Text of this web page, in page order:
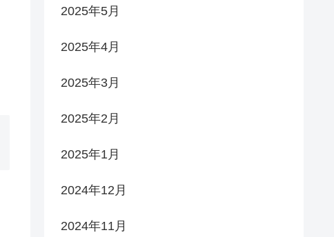
2025年5月
2025年4月
2025年3月
2025年2月
2025年1月
2024年12月
2024年11月